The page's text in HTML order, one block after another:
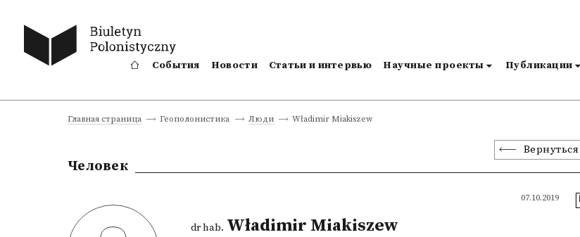
События Новости Статьи и интервью Научные проекты Публикации
Главная страница Геополонистика Люди Władimir Miakiszew
Вернуться
Человек
07.10.2019
dr hab. Władimir Miakiszew